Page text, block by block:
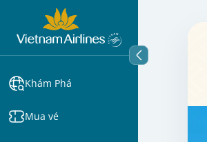
Khám Phá
Mua vé